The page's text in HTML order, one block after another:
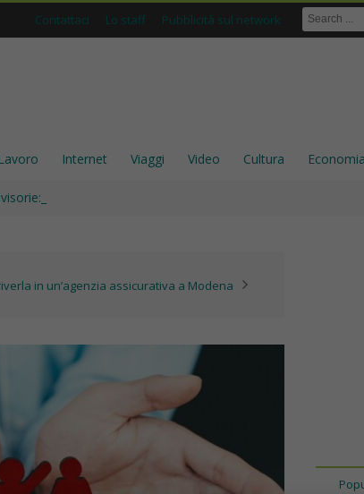
Contattaci Lo staff Pubblicità sul network
Lavoro Internet Viaggi Video Cultura Economia
perché sono ancora una scelta solida per gli _
in un’agenzia assicurativa a Modena